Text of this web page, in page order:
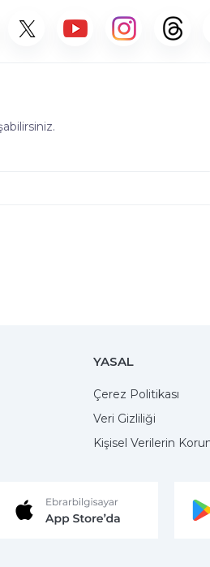
YASAL
Çerez Politikası
Veri Gizliliği
Kişisel Verilerin